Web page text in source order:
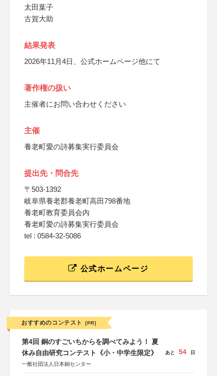
太田葉子
古賀大助
結果発表
2026年11月4日、公式ホームページ他にて
著作権の扱い
主催者にお問い合わせください
主催
養老町愛の詩募集実行委員会
提出先・問合先
〒503-1392
岐阜県養老郡養老町高田798番地
養老町教育委員会内
養老町愛の詩募集実行委員会
tel : 0584-32-5086
公式ホームページ
おすすめのコンテスト [PR]
第4回 銅のすごいちからを調べてみよう！ 夏
休み自由研究コンテスト《小・中学生限定》
一般社団法人日本銅センター
あと 54 日